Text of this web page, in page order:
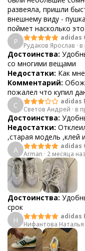
развеяла, пришли
внешнему виду -
поймет насколько
Р
adidas
Рудаков Ярослав ·
Достоинства:
со многими вещами
Недостатки: Как
Комментарий:
пожалел что купил
С
adidas
Светов Андрей · в
Достоинства:
Недостатки:
,старая модель ,клей
A
adidas
Arman · 2 месяца
Достоинства:
срок
Н
adidas
Нифантова Наталья